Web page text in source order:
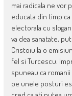
mai radicala ne vor
educata din timp
electorala cu
va dea sanatate,
Cristoiu la o
fel si Turcescu.
spuneau ca
pe unele posturi